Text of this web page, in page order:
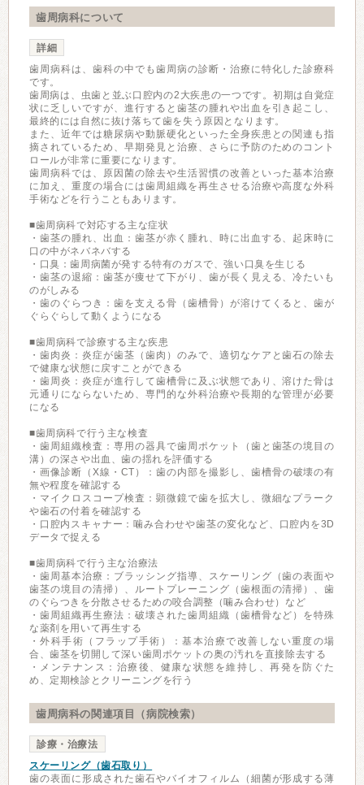
歯周病科について
詳細
歯周病科は、歯科の中でも歯周病の診断・治療に特化した診療科
です。
歯周病は、虫歯と並ぶ口腔内の2大疾患の一つです。初期は自覚症
状に乏しいですが、進行すると歯茎の腫れや出血を引き起こし、
最終的には自然に抜け落ちて歯を失う原因となります。
また、近年では糖尿病や動脈硬化といった全身疾患との関連も指
摘されているため、早期発見と治療、さらに予防のためのコント
ロールが非常に重要になります。
歯周病科では、原因菌の除去や生活習慣の改善といった基本治療
に加え、重度の場合には歯周組織を再生させる治療や高度な外科
手術などを行うこともあります。
■歯周病科で対応する主な症状
・歯茎の腫れ、出血：歯茎が赤く腫れ、時に出血する、起床時に
口の中がネバネバする
・口臭：歯周病菌が発する特有のガスで、強い口臭を生じる
・歯茎の退縮：歯茎が痩せて下がり、歯が長く見える、冷たいも
のがしみる
・歯のぐらつき：歯を支える骨（歯槽骨）が溶けてくると、歯が
ぐらぐらして動くようになる
■歯周病科で診療する主な疾患
・歯肉炎：炎症が歯茎（歯肉）のみで、適切なケアと歯石の除去
で健康な状態に戻すことができる
・歯周炎：炎症が進行して歯槽骨に及ぶ状態であり、溶けた骨は
元通りにならないため、専門的な外科治療や長期的な管理が必要
になる
■歯周病科で行う主な検査
・歯周組織検査：専用の器具で歯周ポケット（歯と歯茎の境目の
溝）の深さや出血、歯の揺れを評価する
・画像診断（X線・CT）：歯の内部を撮影し、歯槽骨の破壊の有
無や程度を確認する
・マイクロスコープ検査：顕微鏡で歯を拡大し、微細なプラーク
や歯石の付着を確認する
・口腔内スキャナー：噛み合わせや歯茎の変化など、口腔内を3D
データで捉える
■歯周病科で行う主な治療法
・歯周基本治療：ブラッシング指導、スケーリング（歯の表面や
歯茎の境目の清掃）、ルートプレーニング（歯根面の清掃）、歯
のぐらつきを分散させるための咬合調整（噛み合わせ）など
・歯周組織再生療法：破壊された歯周組織（歯槽骨など）を特殊
な薬剤を用いて再生する
・外科手術（フラップ手術）：基本治療で改善しない重度の場
合、歯茎を切開して深い歯周ポケットの奥の汚れを直接除去する
・メンテナンス：治療後、健康な状態を維持し、再発を防ぐた
め、定期検診とクリーニングを行う
歯周病科の関連項目（病院検索）
診療・治療法
スケーリング（歯石取り）
歯の表面に形成された歯石やバイオフィルム（細菌が形成する薄